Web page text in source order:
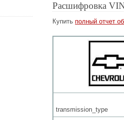
Расшифровка
Купить полный отчет
transmission_type